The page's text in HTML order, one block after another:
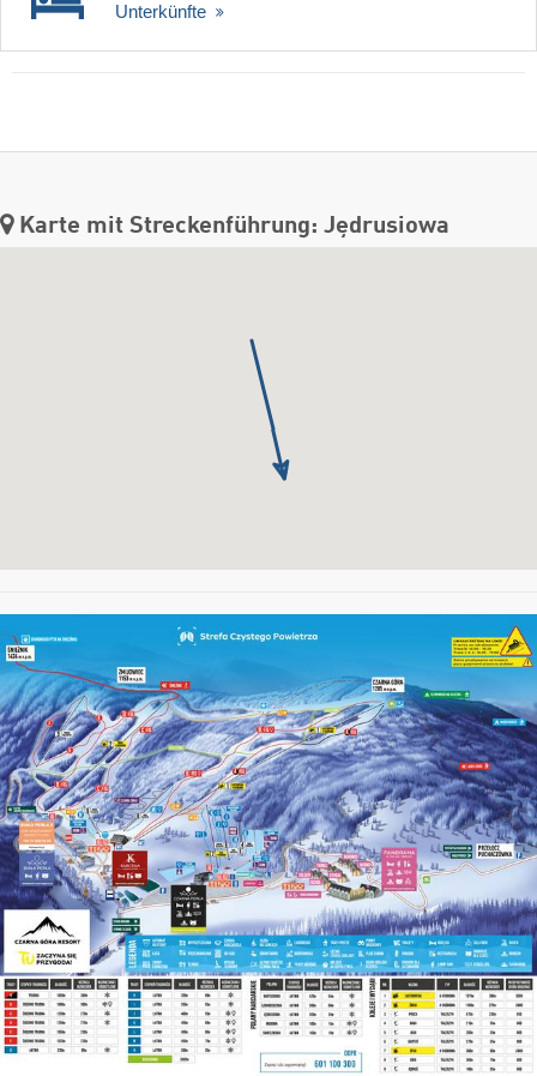
Unterkünfte
Karte mit Streckenführung: Jędrusiowa